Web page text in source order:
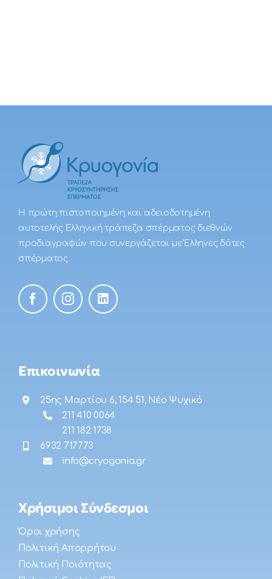
Η πρώτη πιστοποιημένη και αδειοδοτημένη
αυτοτελής Ελληνική τράπεζα σπέρματος διεθνών
προδιαγραφών που συνεργάζεται με Έλληνες δότες
σπέρματος.
Επικοινωνία
25ης Μαρτίου 6, 154 51, Νέο Ψυχικό
211 410 0064
211 182 1738
6932 717773
info@cryogonia.gr
Χρήσιμοι Σύνδεσμοι
Όροι χρήσης
Πολιτική Απορρήτου
Πολιτική Ποιότητας